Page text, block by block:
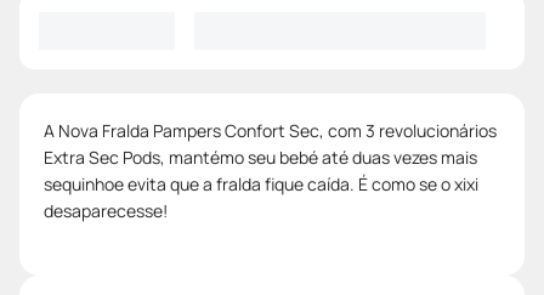
A Nova Fralda Pampers Confort Sec, com 3 revolucionários
Extra Sec Pods, mantémo seu bebé até duas vezes mais
sequinhoe evita que a fralda fique caída. É como se o xixi
desaparecesse!